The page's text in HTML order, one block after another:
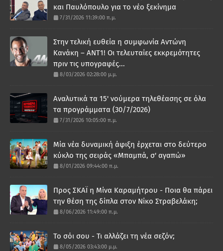
και Παυλόπουλο για το νέο ξεκίνημα
7/31/2026 11:39:00 π.μ.
Στην τελική ευθεία η συμφωνία Αντώνη
Κανάκη – ΑΝΤ1! Οι τελευταίες εκκρεμότητες
πριν τις υπογραφές...
8/03/2026 02:28:00 μ.μ.
Αναλυτικά τα 15' νούμερα τηλεθέασης σε όλα
τα προγράμματα (30/7/2026)
7/31/2026 10:05:00 π.μ.
Μία νέα δυναμική άφιξη έρχεται στο δεύτερο
κύκλο της σειράς «Μπαμπά, σ' αγαπώ»
8/01/2026 09:44:00 π.μ.
Προς ΣΚΑΪ η Μίνα Καραμήτρου - Ποια θα πάρει
την θέση της δίπλα στον Νίκο Στραβελάκη;
8/06/2026 11:49:00 π.μ.
Το σόι σου - Τι αλλάζει τη νέα σεζόν;
8/05/2026 03:43:00 μ.μ.